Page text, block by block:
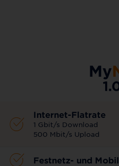
Internet-Flatrate
1 Gbit/s Download
500 Mbit/s Upload
Festnetz- und